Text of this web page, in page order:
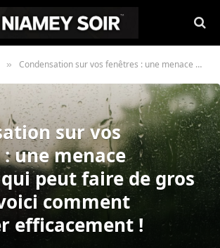
» Condensation sur vos fenêtres : une menace discrète qui peut faire de gros dégâts, voici comment l’éliminer efficacement !
sur vos
une menace
peut faire de gros
comment
efficacement !